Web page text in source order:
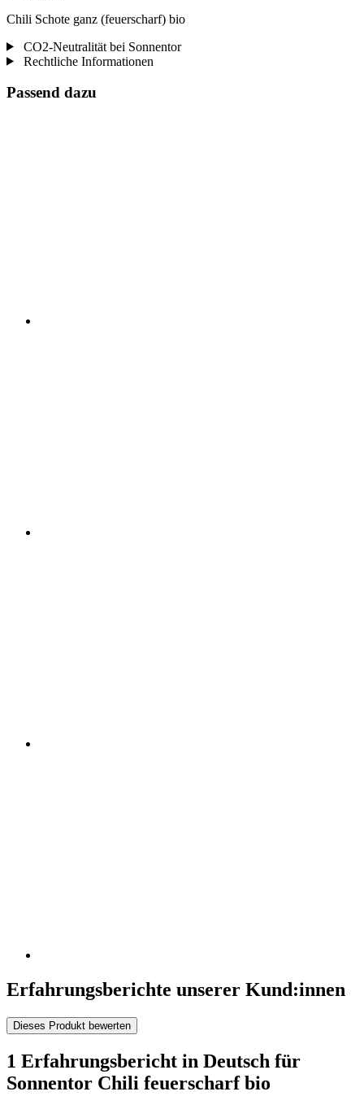
Chili Schote ganz (feuerscharf) bio
CO2-Neutralität bei Sonnentor
Rechtliche Informationen
Passend dazu
Erfahrungsberichte unserer Kund:innen
Dieses Produkt bewerten
1 Erfahrungsbericht in Deutsch für
Sonnentor Chili feuerscharf bio